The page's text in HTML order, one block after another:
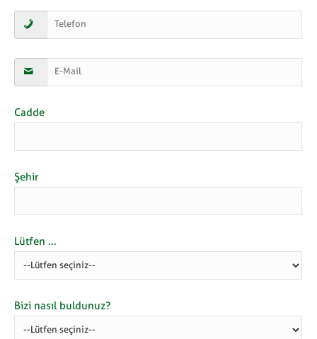
Cadde
Şehir
Lütfen ...
Bizi nasıl buldunuz?